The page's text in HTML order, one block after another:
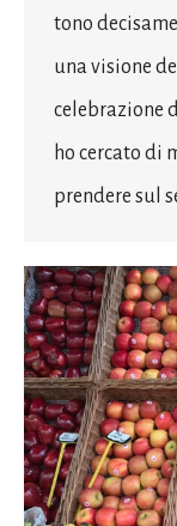
tono
una visione
celebrazione
ho cercato di
prendere sul